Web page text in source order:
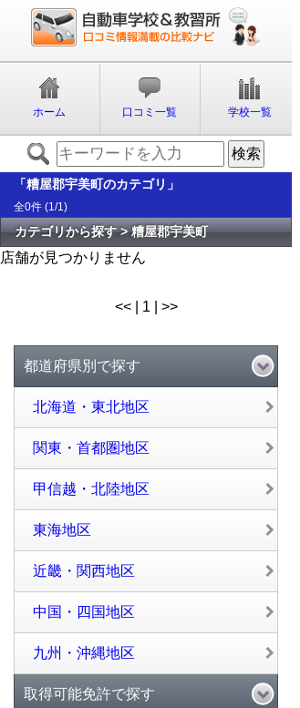
ホーム 口コミ一覧 学校一覧
「糟屋郡宇美町のカテゴリ」
全0件 (1/1)
カテゴリから探す > 糟屋郡宇美町
店舗が見つかりません
<< | 1 | >>
都道府県別で探す
北海道・東北地区
関東・首都圏地区
甲信越・北陸地区
東海地区
近畿・関西地区
中国・四国地区
九州・沖縄地区
取得可能免許で探す